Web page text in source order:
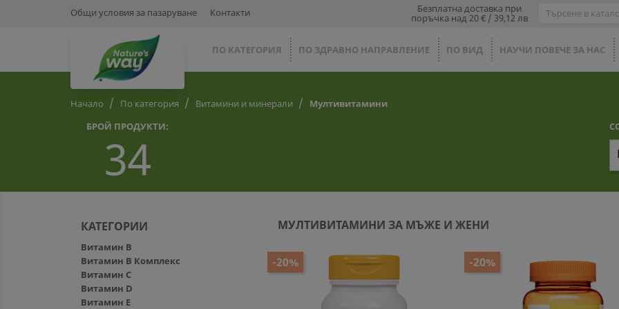
Общи условия за пазаруване Контакти Безплатна доставка при
поръчка над 20 € / 39,12 лв
ПО КАТЕГОРИЯ ПО ЗДРАВНО НАПРАВЛЕНИЕ ПО ВИД НАУЧИ ПОВЕЧЕ ЗА НАС
Начало По категория Витамини и минерали
Мултивитамини
БРОЙ ПРОДУКТИ:
34
КАТЕГОРИИ
Витамин B
Витамин В Комплекс
Витамин C
Витамин D
Витамин E
МУЛТИВИТАМИНИ ЗА МЪЖЕ И ЖЕНИ
-20% -20%